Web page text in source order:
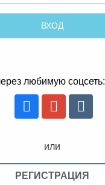
любимую соцсеть:
или
РЕГИСТРАЦИЯ